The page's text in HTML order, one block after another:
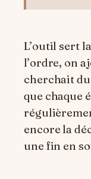
L’outil sert
l’ordre, on
cherchait
que chaque
encore la
une fin en